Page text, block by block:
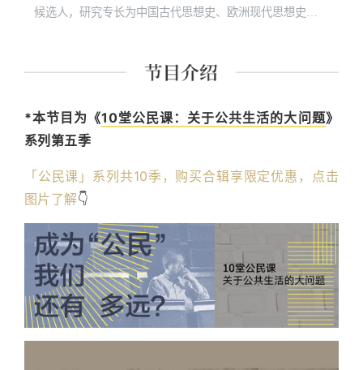
候选人，研究专长为中国古代思想史、欧洲现代思想史、
《故事照亮未来》《想乐：聆听音符背后的美丽心灵》
*本节目为《10堂公民课：关于公共生活的大问题》
系列第五季
「公民课」系列共10季，购买合辑享限定优惠，点击
图片了解👇